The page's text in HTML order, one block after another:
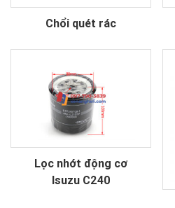
Chổi quét rác
Lọc nhớt động cơ
Isuzu C240